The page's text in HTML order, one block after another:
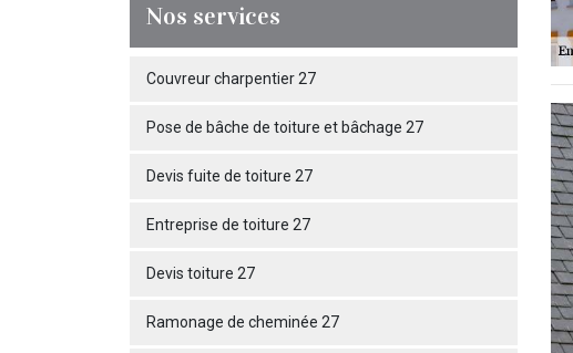
Nos services
Couvreur charpentier 27
Pose de bâche de toiture et bâchage 27
Devis fuite de toiture 27
Entreprise de toiture 27
Devis toiture 27
Ramonage de cheminée 27